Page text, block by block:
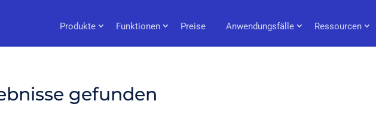
Produkte Funktionen Preise Anwendungsfälle Ressourcen
gefunden